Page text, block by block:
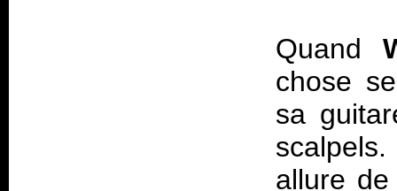
Quand
chose
sa
allure